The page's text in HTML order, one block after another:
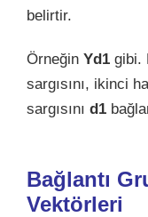
belirtir.
Örneğin Yd1 gibi.
sargısını, ikinci
sargısını d1
Bağlantı
Vektörleri